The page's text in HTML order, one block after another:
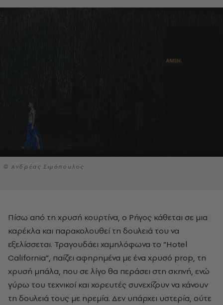
© Ανδρέας Σιμόπουλος
Πίσω από τη χρυσή κουρτίνα, ο Ρήγος κάθεται σε μια
καρέκλα και παρακολουθεί τη δουλειά του να
εξελίσσεται. Τραγουδάει χαμηλόφωνα το “Hotel
California”, παίζει αφηρημένα με ένα χρυσό prop, τη
χρυσή μπάλα, που σε λίγο θα περάσει στη σκηνή, ενώ
γύρω του τεχνικοί και χορευτές συνεχίζουν να κάνουν
τη δουλειά τους με ηρεμία. Δεν υπάρχει υστερία, ούτε